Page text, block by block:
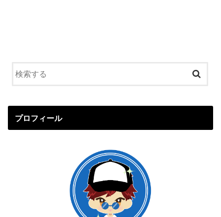
プロフィール